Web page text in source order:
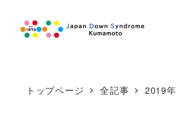
トップページ 全記事 2019年